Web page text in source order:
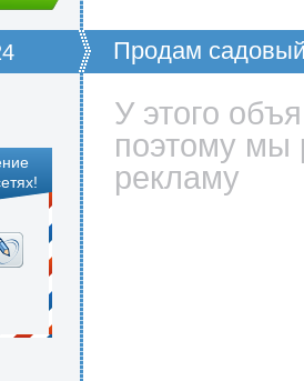
Продам
поляна (6км, от
П,
У этого
поэтому мы
рекламу